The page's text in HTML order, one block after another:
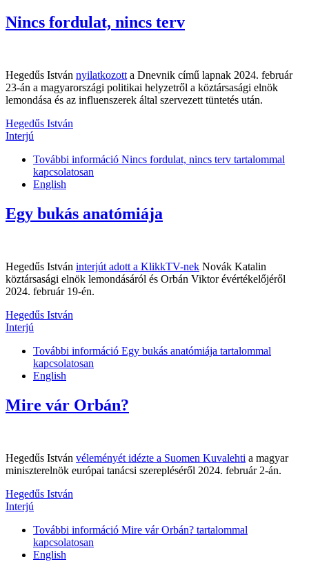
Nincs fordulat, nincs terv
Hegedűs István nyilatkozott a Dnevnik című lapnak 2024. február
23-án a magyarországi politikai helyzetről a köztársasági elnök
lemondása és az influenszerek által szervezett tüntetés után.
Hegedűs István
Interjú
További információ Nincs fordulat, nincs terv tartalommal
kapcsolatosan
English
Egy bukás anatómiája
Hegedűs István interjút adott a KlikkTV-nek Novák Katalin
köztársasági elnök lemondásáról és Orbán Viktor évértékelőjéről
2024. február 19-én.
Hegedűs István
Interjú
További információ Egy bukás anatómiája tartalommal
kapcsolatosan
English
Mire vár Orbán?
Hegedűs István véleményét idézte a Suomen Kuvalehti a magyar
miniszterelnök európai tanácsi szerepléséről 2024. február 2-án.
Hegedűs István
Interjú
További információ Mire vár Orbán? tartalommal
kapcsolatosan
English